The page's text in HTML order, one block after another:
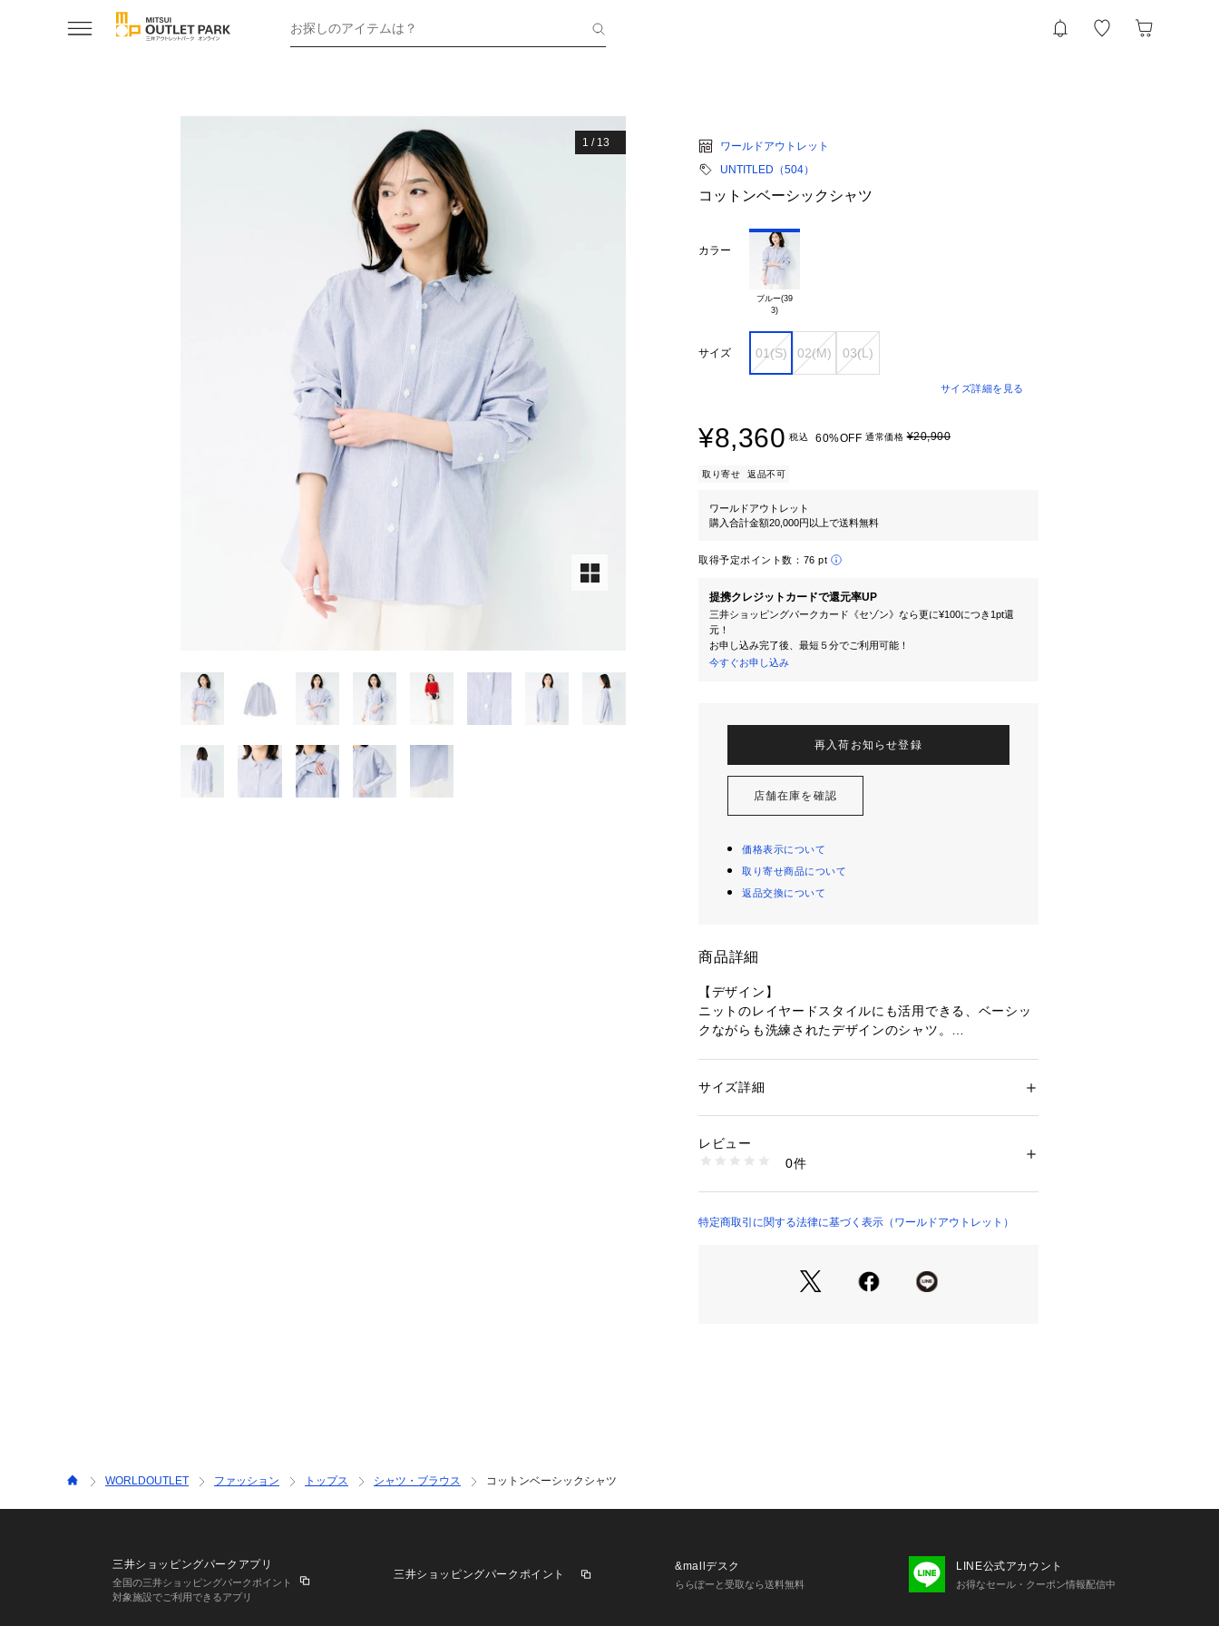
お探しのアイテムは？
1 / 13
ワールドアウトレット
UNTITLED（504）
コットンベーシックシャツ
カラー
ブルー(39
サイズ 01(S) 02(M) 03(L)
サイズ詳細を見る
¥8,360 税込 60%OFF 通常価格¥20,900
取り寄せ 返品不可
ワールドアウトレット
購入合計金額20,000円以上で送料無料
取得予定ポイント数： 76 pt
提携クレジットカードで還元率UP
三井ショッピングパークカード《セゾン》なら更に¥100につき1pt還
元！
お申し込み完了後、最短５分でご利用可能！
今すぐお申し込み
再入荷お知らせ登録
店舗在庫を確認
価格表示について
取り寄せ商品について
返品交換について
商品詳細
【デザイン】
ニットのレイヤードスタイルにも活用できる、ベーシッ
クながらも洗練されたデザインのシャツ。
シンプルなデザインなので、季節を問わず活躍するな一
【素材感】
コットン100％を使用した、上品なストライプ柄が特徴
【仕様】
※照明の関係により、実際よりも色味が違って見える場
性別：レディース
商品番号：
504-84500 （ショップ）
サイズ詳細
レビュー
0件
特定商取引に関する法律に基づく表示（ワールドアウトレット）
WORLDOUTLET ファッション トップス シャツ・ブラウス コットンベーシックシャツ
三井ショッピングパークアプリ
全国の三井ショッピングパークポイント
対象施設でご利用できるアプリ
三井ショッピングパークポイント
&mallデスク
ららぽーと受取なら送料無料
LINE公式アカウント
お得なセール・クーポン情報配信中